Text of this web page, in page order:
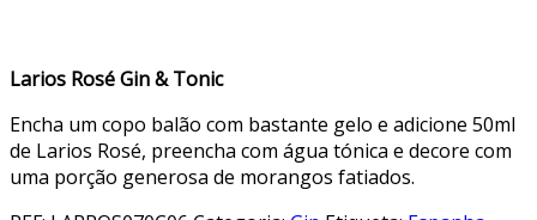
Larios Rosé Gin & Tonic
Encha um copo balão com bastante gelo e adicione 50ml
de Larios Rosé, preencha com água tónica e decore com
uma porção generosa de morangos fatiados.